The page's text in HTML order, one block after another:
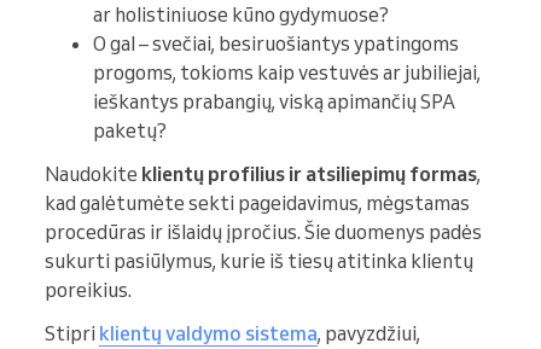
ar holistiniuose kūno gydymuose?
O gal – svečiai, besiruošiantys ypatingoms
progoms, tokioms kaip vestuvės ar jubiliejai,
ieškantys prabangių, viską apimančių SPA
paketų?
Naudokite klientų profilius ir atsiliepimų formas,
kad galėtumėte sekti pageidavimus, mėgstamas
procedūras ir išlaidų įpročius. Šie duomenys padės
sukurti pasiūlymus, kurie iš tiesų atitinka klientų
poreikius.
Stipri klientų valdymo sistema, pavyzdžiui,